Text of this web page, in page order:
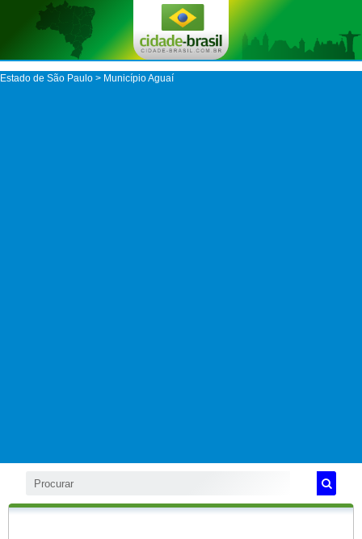
Estado de São Paulo > Município Aguaí